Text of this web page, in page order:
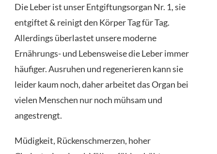
Die Leber ist unser Entgiftungsorgan Nr. 1, sie
entgiftet & reinigt den Körper Tag für Tag.
Allerdings überlastet unsere moderne
Ernährungs- und Lebensweise die Leber immer
häufiger. Ausruhen und regenerieren kann sie
leider kaum noch, daher arbeitet das Organ bei
vielen Menschen nur noch mühsam und
angestrengt.
Müdigkeit, Rückenschmerzen, hoher